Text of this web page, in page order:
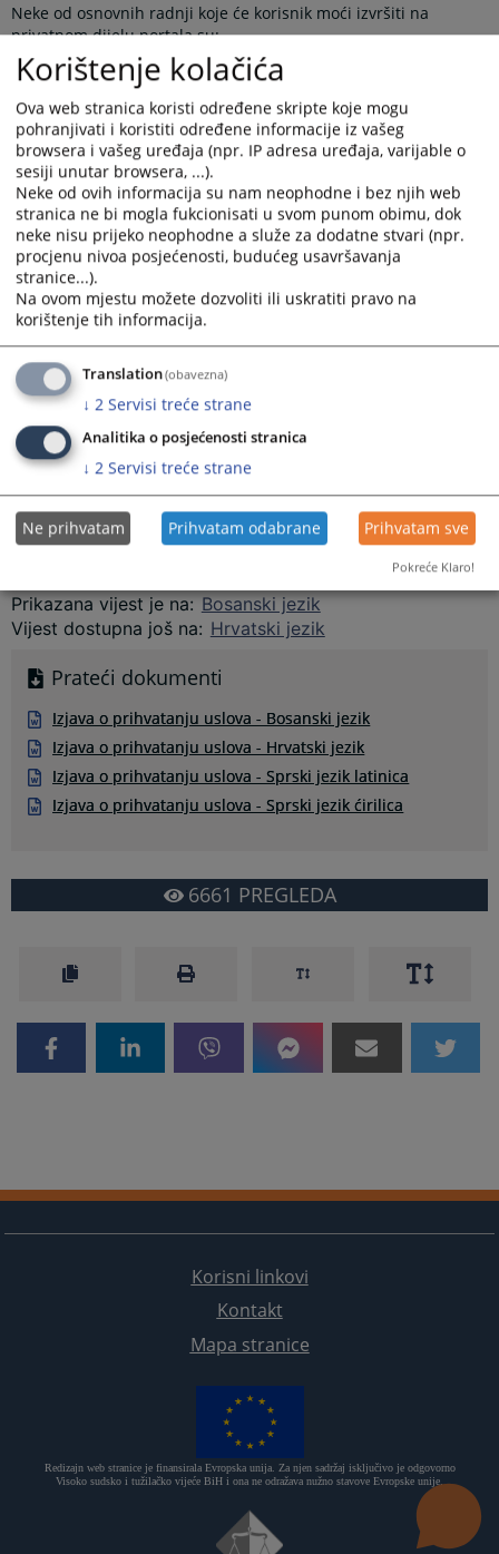
Neke od osnovnih radnji koje će korisnik moći izvršiti na
privatnom dijelu portala su:
prijava na otvorene pozicije,
pregled svih svojih prijava,
uvid u rezultate ostvarene na kvalifikacionim testiranjima,
uvid u rezultate ostvarene na pismenim testiranjima,
pregled informacija o terminima i lokacijama
kvalifikacionih i pismenih testiranja itd.
Nakon slanja prijave korisnici će na elektronsku poštu dobiti
poruku sa brojem pod kojim se prijava vodi u elektronskoj
pisarni.
Novi sistem slanja i zaprimanja prijava će olakšati i ubrzati
proces prijavljivanja na otvorene pozicije jer kandidatima
skraćuje vrijeme potrebno za njihovu obradu i smanjuje
mogućnost ljudske greške.
Često postavljana pitanja možete pronaći na sljedećem
Kandidatima će biti dostupne sve rang liste za pozicije na koje
su bili prijavljeni.
Modul i video materijal su pripremljeni uz finansijsku podršku
Evropske unije
Prikazana vijest je na: Bosanski jezik
Vijest dostupna još na: Hrvatski jezik
Prateći dokumenti
Izjava o prihvatanju uslova - Bosanski jezik
Izjava o prihvatanju uslova - Hrvatski jezik
Izjava o prihvatanju uslova - Sprski jezik latinica
Izjava o prihvatanju uslova - Sprski jezik ćirilica
6661 PREGLEDA
Korisni linkovi
Kontakt
Mapa stranice
Redizajn web stranice je finansirala Evropska unija. Za njen sadržaj isključivo je odgovorno
Visoko sudsko i tužilačko vijeće BiH i ona ne odražava nužno stavove Evropske unije.
Korištenje kolačića
Ova web stranica koristi određene skripte koje mogu
pohranjivati i koristiti određene informacije iz vašeg
browsera i vašeg uređaja (npr. IP adresa uređaja, varijable o
sesiji unutar browsera, ...).
Neke od ovih informacija su nam neophodne i bez njih web
stranica ne bi mogla fukcionisati u svom punom obimu, dok
neke nisu prijeko neophodne a služe za dodatne stvari (npr.
procjenu nivoa posjećenosti, budućeg usavršavanja
stranice...).
Na ovom mjestu možete dozvoliti ili uskratiti pravo na
korištenje tih informacija.
Translation(obavezna)
↓ 2 Servisi treće strane
Analitika o posjećenosti stranica
↓ 2 Servisi treće strane
Ne prihvatam Prihvatam odabrane Prihvatam sve
Pokreće Klaro!